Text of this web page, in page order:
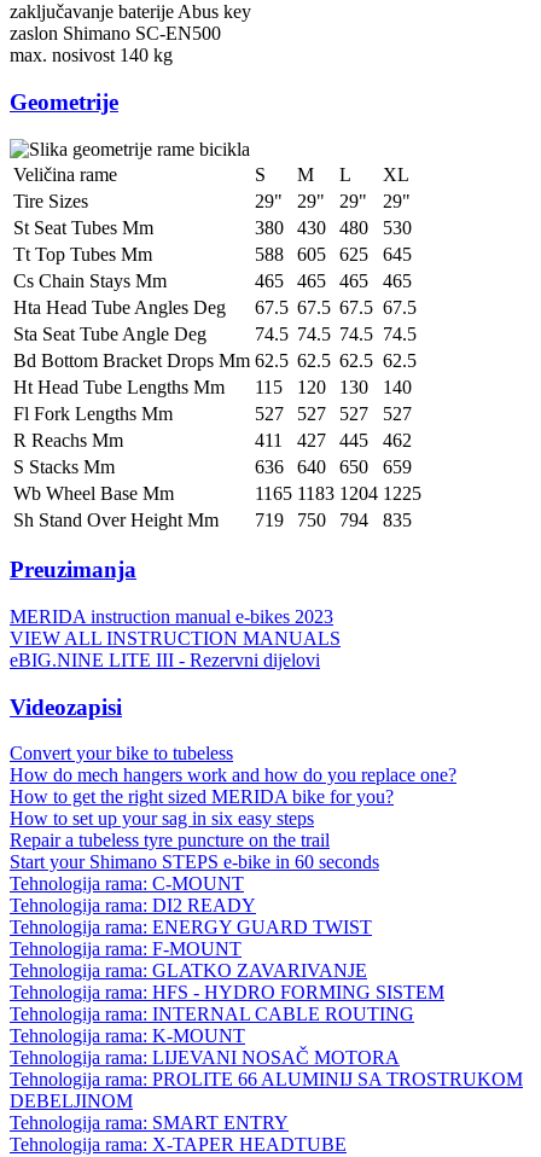
zaključavanje baterije Abus key
zaslon Shimano SC-EN500
max. nosivost 140 kg
Geometrije
Veličina rame S M L
XL
Tire Sizes
29" 29" 29"
29"
St Seat Tubes Mm
380 430 480
530
Tt Top Tubes Mm
588 605 625
645
Cs Chain Stays Mm
465 465 465
465
Hta Head Tube Angles Deg
67.5 67.5 67.5 67.5
Sta Seat Tube Angle Deg
74.5 74.5 74.5 74.5
Bd Bottom Bracket Drops Mm 62.5 62.5 62.5 62.5
Ht Head Tube Lengths Mm
115 120 130
140
Fl Fork Lengths Mm
527 527 527
527
R Reachs Mm
411 427 445
462
S Stacks Mm
636 640 650
659
Wb Wheel Base Mm
1165 1183 1204 1225
Sh Stand Over Height Mm
719 750 794 835
Preuzimanja
MERIDA instruction manual e-bikes 2023
VIEW ALL INSTRUCTION MANUALS
eBIG.NINE LITE III - Rezervni dijelovi
Videozapisi
Convert your bike to tubeless
How do mech hangers work and how do you replace one?
How to get the right sized MERIDA bike for you?
How to set up your sag in six easy steps
Repair a tubeless tyre puncture on the trail
Start your Shimano STEPS e-bike in 60 seconds
Tehnologija rama: C-MOUNT
Tehnologija rama: DI2 READY
Tehnologija rama: ENERGY GUARD TWIST
Tehnologija rama: F-MOUNT
Tehnologija rama: GLATKO ZAVARIVANJE
Tehnologija rama: HFS - HYDRO FORMING SISTEM
Tehnologija rama: INTERNAL CABLE ROUTING
Tehnologija rama: K-MOUNT
Tehnologija rama: LIJEVANI NOSAČ MOTORA
Tehnologija rama: PROLITE 66 ALUMINIJ SA TROSTRUKOM
DEBELJINOM
Tehnologija rama: SMART ENTRY
Tehnologija rama: X-TAPER HEADTUBE